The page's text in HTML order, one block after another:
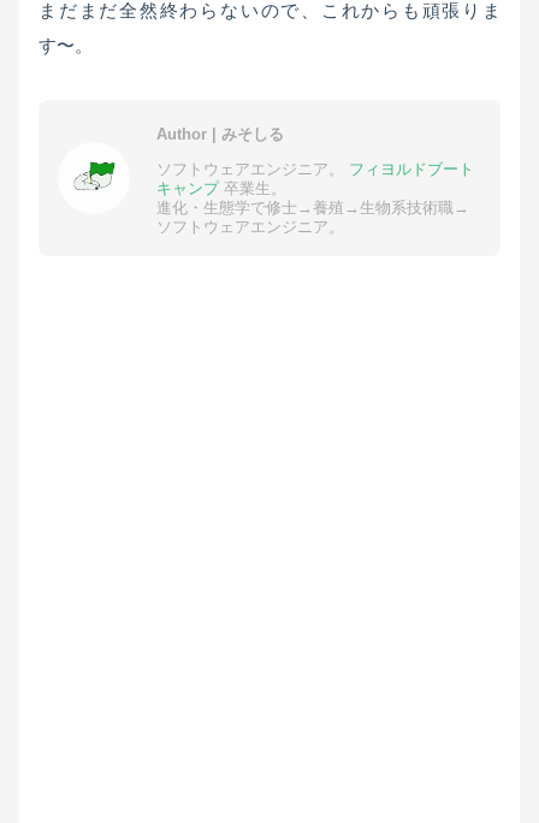
まだまだ全然終わらないので、これからも頑張りま
す〜。
Author | みそしる
ソフトウェアエンジニア。 フィヨルドブート
キャンプ卒業生。
進化・生態学で修士→養殖→生物系技術職→
ソフトウェアエンジニア。